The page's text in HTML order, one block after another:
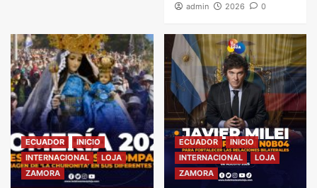
admin 2026 0
ECUADOR
INICIO
INTERNACIONAL
LOJA
ZAMORA
ECUADOR
INICIO
INTERNACIONAL
LOJA
ZAMORA